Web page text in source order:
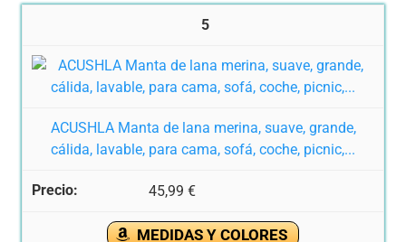
5
ACUSHLA Manta de lana merina, suave, grande,
cálida, lavable, para cama, sofá, coche, picnic,...
45,99 €
MEDIDAS Y COLORES